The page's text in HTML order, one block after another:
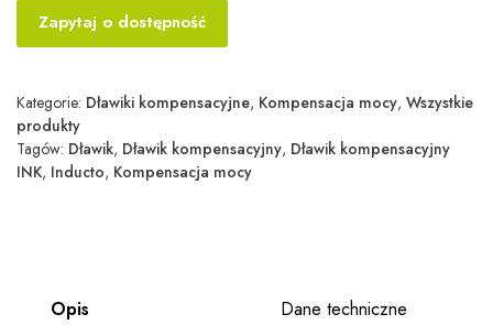
Zapytaj o dostępność
Kategorie: Dławiki kompensacyjne, Kompensacja mocy, Wszystkie
produkty
Tagów: Dławik, Dławik kompensacyjny, Dławik kompensacyjny
INK, Inducto, Kompensacja mocy
Opis Dane techniczne